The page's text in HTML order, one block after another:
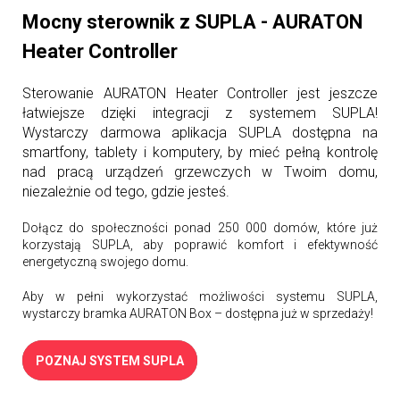
Mocny sterownik z SUPLA - AURATON
Heater Controller
Sterowanie AURATON Heater Controller jest jeszcze
łatwiejsze dzięki integracji z systemem SUPLA!
Wystarczy darmowa aplikacja SUPLA dostępna na
smartfony, tablety i komputery, by mieć pełną kontrolę
nad pracą urządzeń grzewczych w Twoim domu,
niezależnie od tego, gdzie jesteś.
Dołącz do społeczności ponad 250 000 domów, które już
korzystają SUPLA, aby poprawić komfort i efektywność
energetyczną swojego domu.
Aby w pełni wykorzystać możliwości systemu SUPLA,
wystarczy bramka AURATON Box – dostępna już w sprzedaży!
POZNAJ SYSTEM SUPLA